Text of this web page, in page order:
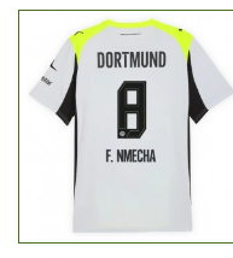
Lyhythihainen (+ Lyhyet
housut)